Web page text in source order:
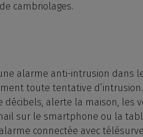
cambriolages.
alarme anti-intrusion dans
toute tentative
alerte la maison, les
sur le smartphone ou la
connectée avec